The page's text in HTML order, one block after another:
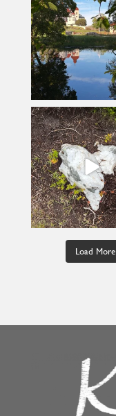
kullanslycka
Jul 9
Load More